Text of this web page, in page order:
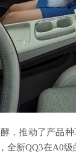
，推动了产品
全新QQ3在A0